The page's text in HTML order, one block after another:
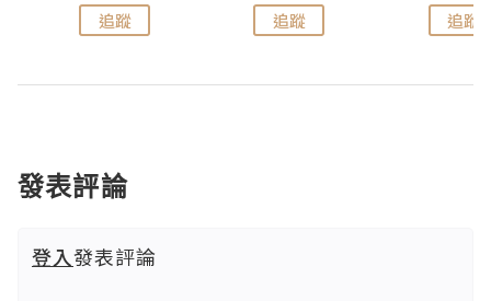
追蹤 追蹤 追蹤
發表評論
登入發表評論